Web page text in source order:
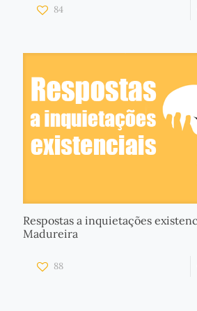
84
Respostas a inquietações
Madureira
88